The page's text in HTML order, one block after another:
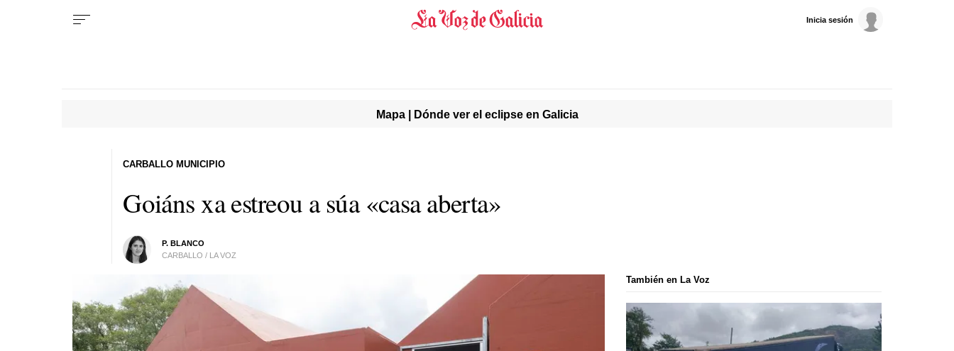
Inicia sesión
Mapa | Dónde ver el eclipse en Galicia
Goiáns xa estreou a súa «casa aberta»
P. BLANCO
CARBALLO / LA VOZ
CARBALLO MUNICIPIO
También en La Voz